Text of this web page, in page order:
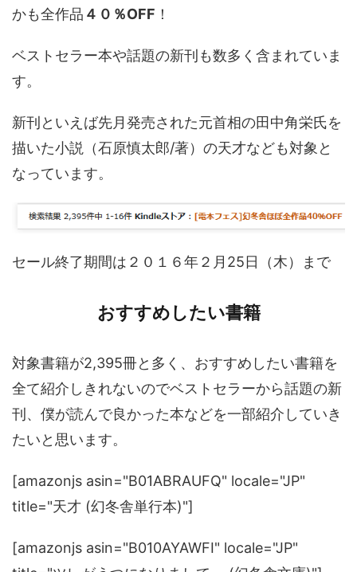
かも全作品 ４０％OFF ！
ベストセラー本や話題の新刊も数多く含まれていま
す。
新刊といえば先月発売された元首相の田中角栄氏を
描いた小説（石原慎太郎/著）の天才なども対象と
なっています。
セール終了期間は２０１６年２月25日（木）まで
おすすめしたい書籍
対象書籍が2,395冊と多く、おすすめしたい書籍を
全て紹介しきれないのでベストセラーから話題の新
刊、僕が読んで良かった本などを一部紹介していき
たいと思います。
[amazonjs asin="B01ABRAUFQ" locale="JP"
title="天才 (幻冬舎単行本)"]
[amazonjs asin="B010AYAWFI" locale="JP"